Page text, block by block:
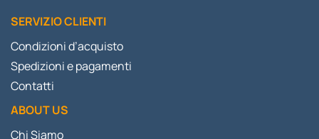
SERVIZIO CLIENTI
Condizioni d’acquisto
Spedizioni e pagamenti
Contatti
ABOUT US
Chi Siamo